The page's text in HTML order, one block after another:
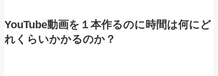
YouTube動画を１本作るのに時間は何にど
れくらいかかるのか？